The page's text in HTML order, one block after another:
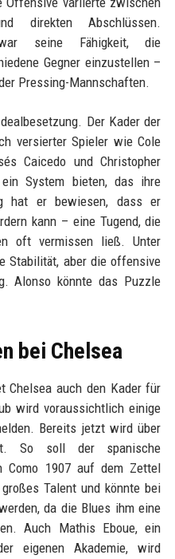
direkten Abschlüssen.
war seine Fähigkeit, die
Gegner einzustellen –
Pressing-Mannschaften.
Der Kader der
versierter Spieler wie Cole
Caicedo und Christopher
System bieten, das ihre
hat er bewiesen, dass er
kann – eine Tugend, die
oft vermissen ließ. Unter
Stabilität, aber die offensive
Alonso könnte das Puzzle
bei Chelsea
Chelsea auch den Kader für
wird voraussichtlich einige
Bereits jetzt wird über
So soll der spanische
Como 1907 auf dem Zettel
Talent und könnte bei
da die Blues ihm eine
Auch Mathis Eboue, ein
eigenen Akademie, wird